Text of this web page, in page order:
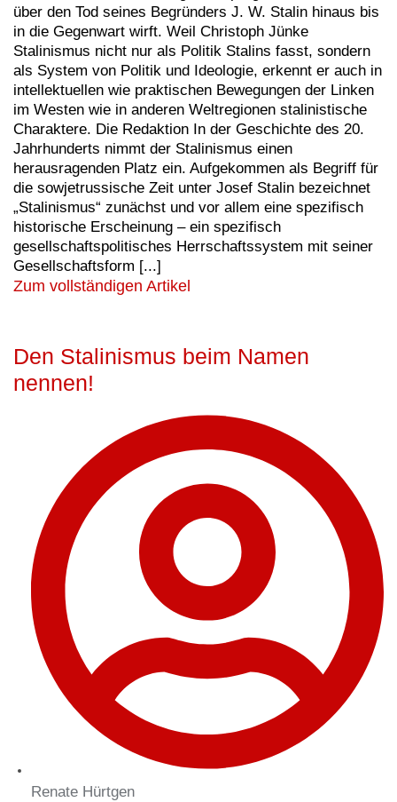
über den Tod seines Begründers J. W. Stalin hinaus bis
in die Gegenwart wirft. Weil Christoph Jünke
Stalinismus nicht nur als Politik Stalins fasst, sondern
als System von Politik und Ideologie, erkennt er auch in
intellektuellen wie praktischen Bewegungen der Linken
im Westen wie in anderen Weltregionen stalinistische
Charaktere. Die Redaktion In der Geschichte des 20.
Jahrhunderts nimmt der Stalinismus einen
herausragenden Platz ein. Aufgekommen als Begriff für
die sowjetrussische Zeit unter Josef Stalin bezeichnet
„Stalinismus“ zunächst und vor allem eine spezifisch
historische Erscheinung – ein spezifisch
gesellschaftspolitisches Herrschaftssystem mit seiner
Gesellschaftsform [...]
Zum vollständigen Artikel
Den Stalinismus beim Namen
nennen!
Renate Hürtgen